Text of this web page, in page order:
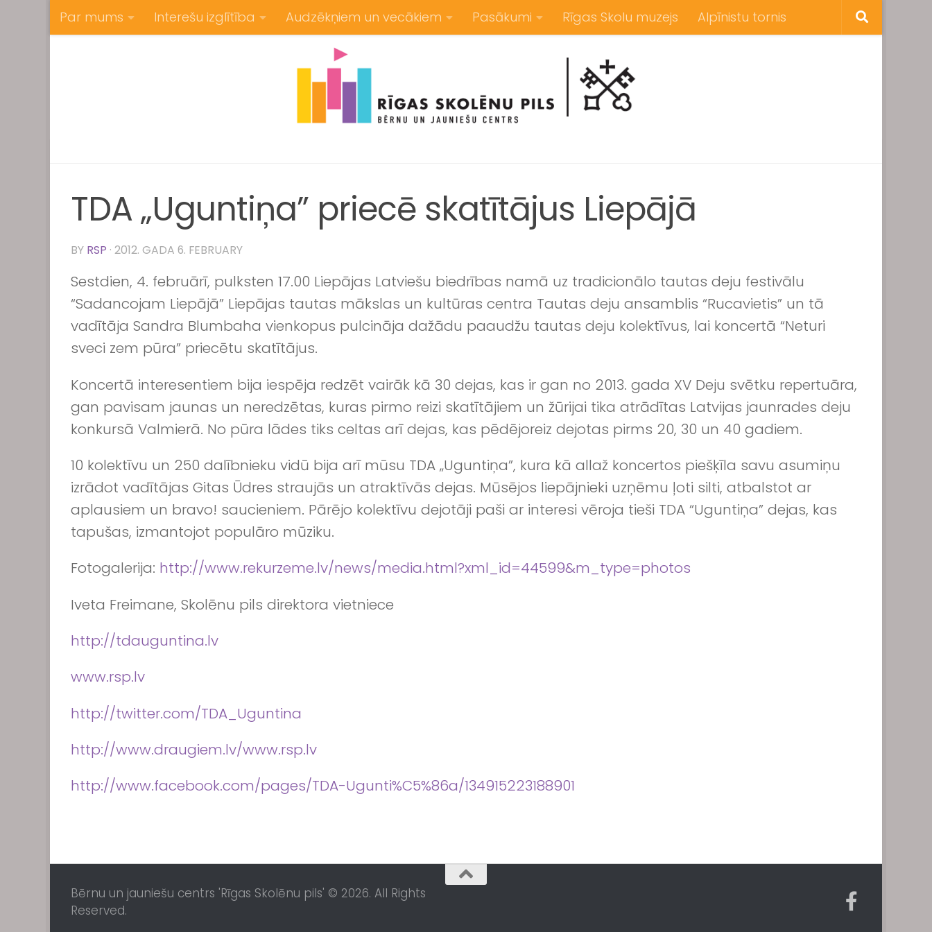
Skip to content
Par mums Interešu izglītība Audzēkņiem un vecākiem Pasākumi Rīgas Skolu muzejs Alpīnistu tornis
TDA „Uguntiņa” priecē skatītājus Liepājā
BY RSP · 2012. GADA 6. FEBRUARY
Sestdien, 4. februārī, pulksten 17.00 Liepājas Latviešu biedrības namā uz tradicionālo tautas deju festivālu
“Sadancojam Liepājā” Liepājas tautas mākslas un kultūras centra Tautas deju ansamblis “Rucavietis” un tā
vadītāja Sandra Blumbaha vienkopus pulcināja dažādu paaudžu tautas deju kolektīvus, lai koncertā “Neturi
sveci zem pūra” priecētu skatītājus.
Koncertā interesentiem bija iespēja redzēt vairāk kā 30 dejas, kas ir gan no 2013. gada XV Deju svētku repertuāra,
gan pavisam jaunas un neredzētas, kuras pirmo reizi skatītājiem un žūrijai tika atrādītas Latvijas jaunrades deju
konkursā Valmierā. No pūra lādes tiks celtas arī dejas, kas pēdējoreiz dejotas pirms 20, 30 un 40 gadiem.
10 kolektīvu un 250 dalībnieku vidū bija arī mūsu TDA „Uguntiņa”, kura kā allaž koncertos piešķīla savu asumiņu
izrādot vadītājas Gitas Ūdres straujās un atraktīvās dejas. Mūsējos liepājnieki uzņēmu ļoti silti, atbalstot ar
aplausiem un bravo! saucieniem. Pārējo kolektīvu dejotāji paši ar interesi vēroja tieši TDA “Uguntiņa” dejas, kas
tapušas, izmantojot populāro mūziku.
Fotogalerija: http://www.rekurzeme.lv/news/media.html?xml_id=44599&m_type=photos
Iveta Freimane, Skolēnu pils direktora vietniece
http://tdauguntina.lv
www.rsp.lv
http://twitter.com/TDA_Uguntina
http://www.draugiem.lv/www.rsp.lv
http://www.facebook.com/pages/TDA-Ugunti%C5%86a/134915223188901
Bērnu un jauniešu centrs 'Rīgas Skolēnu pils' © 2026. All Rights
Reserved.